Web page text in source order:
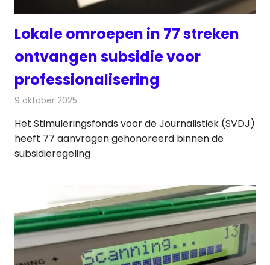
Lokale omroepen in 77 streken
ontvangen subsidie voor
professionalisering
9 oktober 2025
Het Stimuleringsfonds voor de Journalistiek (SVDJ)
heeft 77 aanvragen gehonoreerd binnen de
subsidieregeling